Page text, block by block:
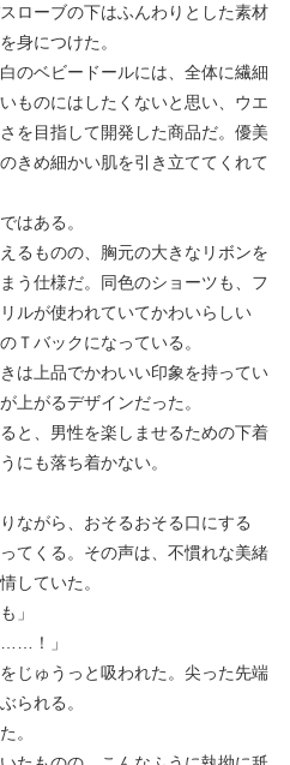
ローブの下はふんわりとした素材
身につけた。
のベビードールには、全体に繊細
ものにはしたくないと思い、ウエ
を目指して開発した商品だ。優美
きめ細かい肌を引き立ててくれて
はある。
るものの、胸元の大きなリボンを
う仕様だ。同色のショーツも、フ
ルが使われていてかわいらしい
Ｔバックになっている。
は上品でかわいい印象を持ってい
上がるデザインだった。
と、男性を楽しませるための下着
にも落ち着かない。
ながら、おそるおそる口にする
てくる。その声は、不慣れな美緒
していた。
」
！」
じゅうっと吸われた。尖った先端
られる。
。